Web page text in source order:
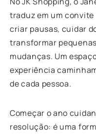
traduz em um
criar pausas, cuidar
transformar
mudanças. Um
experiência
de cada pessoa.
Começar o ano
resolução: é uma